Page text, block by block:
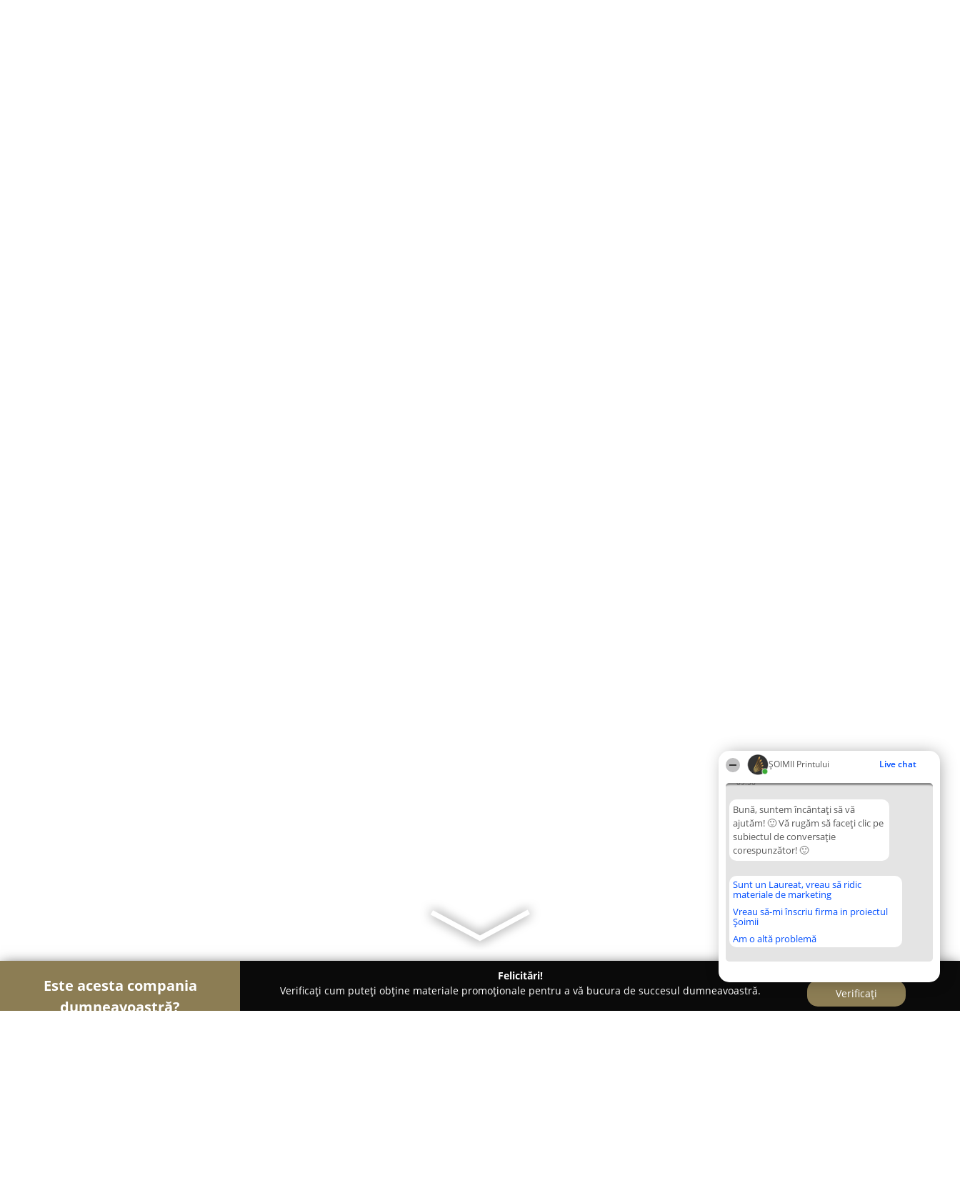
ŞOIMII Printului Live chat
09:56
Bună, suntem încântați să vă
ajutăm! 🙂 Vă rugăm să faceți clic pe
subiectul de conversație
corespunzător! 🙂
Sunt un Laureat, vreau să ridic
materiale de marketing
Vreau să-mi înscriu firma in proiectul
Șoimii
Am o altă problemă
Este acesta compania
dumneavoastră?
Felicitări!
Verificați cum puteți obține materiale promoționale pentru a vă bucura de succesul dumneavoastră.
Verificați